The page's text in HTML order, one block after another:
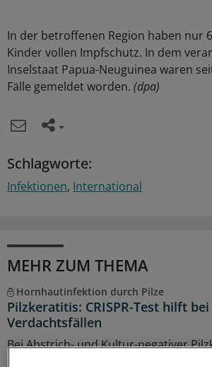
In der betroffenen Region haben nur
Kinder vollen Impfschutz. In dem
Inselstaat Papua-Neuguinea waren
Fälle gemeldet worden. (dpa)
Schlagworte:
Infektionen International
MEHR ZUM THEMA
Hornhautinfektion durch Pilze
Pilzkeratitis: CRISPR-Test hilft
Verdachtsfällen
Bei Abstrich- und Kultur-negativer